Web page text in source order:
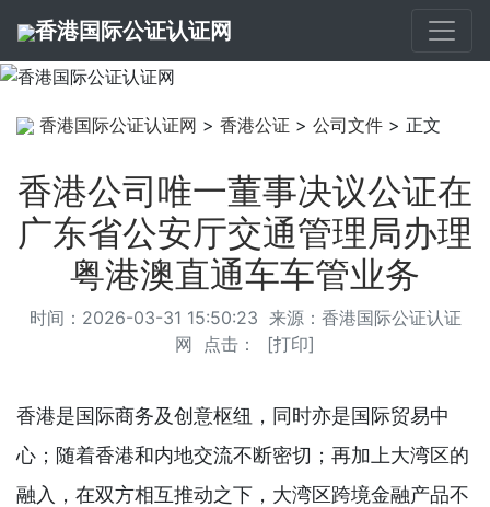
香港国际公证认证网
香港国际公证认证网 > 香港公证 > 公司文件 > 正文
香港公司唯一董事决议公证在
广东省公安厅交通管理局办理
粤港澳直通车车管业务
时间：2026-03-31 15:50:23 来源： 香港国际公证认证
网 点击： [打印]
香港是国际商务及创意枢纽，同时亦是国际贸易中
心；随着香港和内地交流不断密切；再加上大湾区的
融入，在双方相互推动之下，大湾区跨境金融产品不